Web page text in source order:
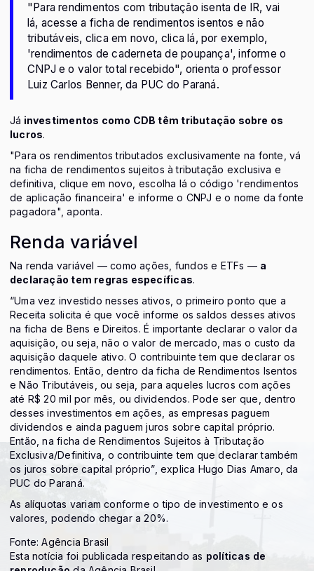
"Para rendimentos com tributação isenta de IR, vai
lá, acesse a ficha de rendimentos isentos e não
tributáveis, clica em novo, clica lá, por exemplo,
'rendimentos de caderneta de poupança', informe o
CNPJ e o valor total recebido", orienta o professor
Luiz Carlos Benner, da PUC do Paraná.
Já investimentos como CDB têm tributação sobre os
lucros.
"Para os rendimentos tributados exclusivamente na fonte, vá
na ficha de rendimentos sujeitos à tributação exclusiva e
definitiva, clique em novo, escolha lá o código 'rendimentos
de aplicação financeira' e informe o CNPJ e o nome da fonte
pagadora", aponta.
Renda variável
Na renda variável — como ações, fundos e ETFs — a
declaração tem regras específicas.
“Uma vez investido nesses ativos, o primeiro ponto que a
Receita solicita é que você informe os saldos desses ativos
na ficha de Bens e Direitos. É importante declarar o valor da
aquisição, ou seja, não o valor de mercado, mas o custo da
aquisição daquele ativo. O contribuinte tem que declarar os
rendimentos. Então, dentro da ficha de Rendimentos Isentos
e Não Tributáveis, ou seja, para aqueles lucros com ações
até R$ 20 mil por mês, ou dividendos. Pode ser que, dentro
desses investimentos em ações, as empresas paguem
dividendos e ainda paguem juros sobre capital próprio.
Então, na ficha de Rendimentos Sujeitos à Tributação
Exclusiva/Definitiva, o contribuinte tem que declarar também
os juros sobre capital próprio”, explica Hugo Dias Amaro, da
PUC do Paraná.
As alíquotas variam conforme o tipo de investimento e os
valores, podendo chegar a 20%.
Fonte: Agência Brasil
Esta notícia foi publicada respeitando as políticas de